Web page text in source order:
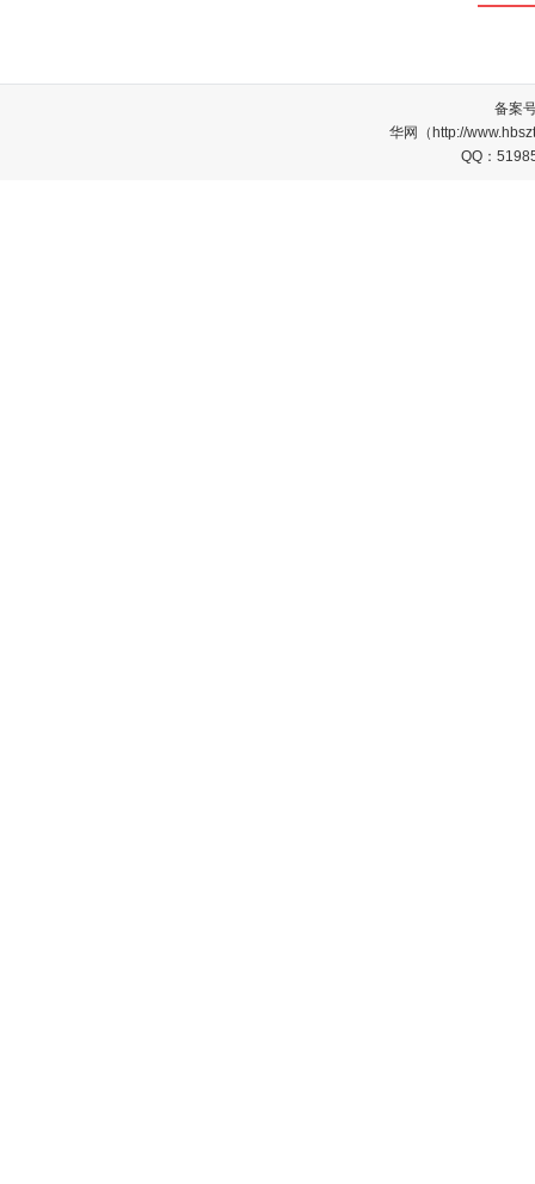
备案
华网（http://
QQ：